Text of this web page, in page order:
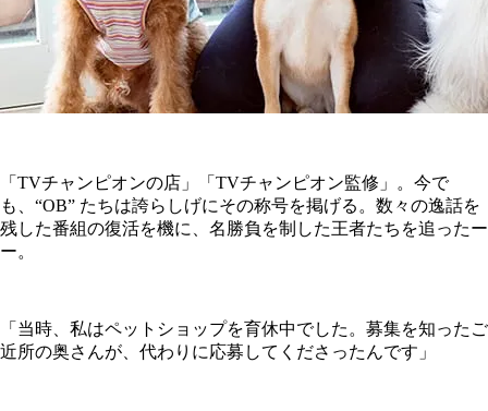
「TVチャンピオンの店」「TVチャンピオン監修」。今で
も、“OB” たちは誇らしげにその称号を掲げる。数々の逸話を
残した番組の復活を機に、名勝負を制した王者たちを追ったー
ー。
「当時、私はペットショップを育休中でした。募集を知ったご
近所の奥さんが、代わりに応募してくださったんです」